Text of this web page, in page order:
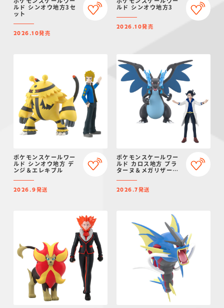
ルド シンオウ地方3セ
ット
2026.10発売
ルド シンオウ地方3
2026.10発売
ポケモンスケールワー
ルド シンオウ地方 デ
ンジ＆エレキブル
2026.9発送
ポケモンスケールワー
ルド カロス地方 プラ
ターヌ＆メガリザード
2026.7発送